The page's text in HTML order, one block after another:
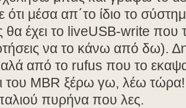
ότι μέσα απ΄το ίδιο το
έχει το liveUSB-write που
να το κάνω από δω).
από το rufus που το
του MBR ξέρω γω, λέω
πυρήνα που λες.